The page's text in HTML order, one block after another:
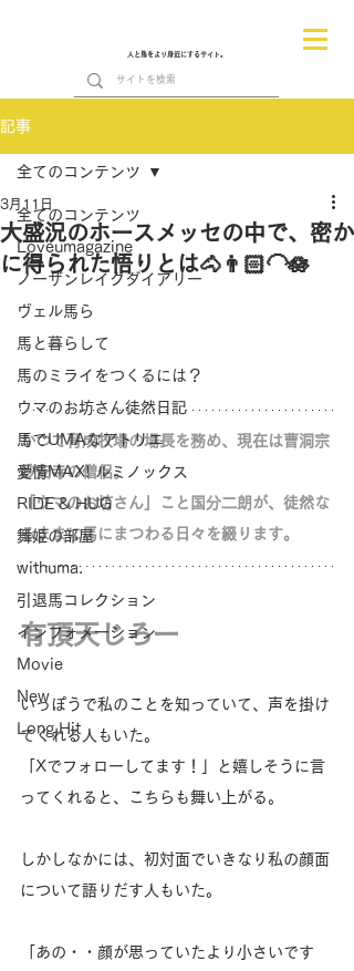
人と馬をより身近にするサイト。
記事
全てのコンテンツ
Loveumagazine
ノーザンレイクダイアリー
ヴェル馬ら
馬と暮らして
馬のミライをつくるには？
ウマのお坊さん徒然日記
馬でUMAなアトリエ
愛情MAX! ルミノックス
RIDE & HUG
舞姫の部屋
withuma.
引退馬コレクション
インフォメーション
Movie
New
Long Hit
全てのコンテンツ
大盛況のホースメッセの中で、密か
に得られた悟りとは🐴👨🏻‍🦲🪷
3月11日
かつて育成牧場の場長を務め、現在は曹洞宗
妙安寺の僧侶。
「ウマのお坊さん」こと国分二朗が、徒然な
るままに馬にまつわる日々を綴ります。
有頂天じろー
いっぽうで私のことを知っていて、声を掛け
てくれる人もいた。
「Xでフォローしてます！」と嬉しそうに言
ってくれると、こちらも舞い上がる。
しかしなかには、初対面でいきなり私の顔面
について語りだす人もいた。
「あの・・顔が思っていたより小さいです